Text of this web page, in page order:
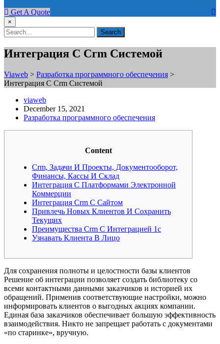
Get A Quote
×
Интеграция С Crm Системой
Viaweb > Разработка программного обеспечения >
Интеграция С Crm Системой
viaweb
December 15, 2021
Разработка программного обеспечения
Content
Crm, Задачи И Проекты, Документооборот,
Финансы, Кассы И Склад
Интеграция С Платформами Электронной
Коммерции
Интеграция Crm C Сайтом
Привлечь Новых Клиентов И Сохранить
Текущих
Преимущества Crm С Интеграцией 1с
Узнавать Клиента В Лицо
Для сохранения полноты и целостности базы клиентов
Решение об интеграции позволяет создать библиотеку со
всеми контактными данными заказчиков и историей их
обращений. Применив соответствующие настройки, можно
информировать клиентов о выгодных акциях компании.
Единая база заказчиков обеспечивает большую эффективность
взаимодействия. Никто не запрещает работать с документами
«по старинке», вручную.